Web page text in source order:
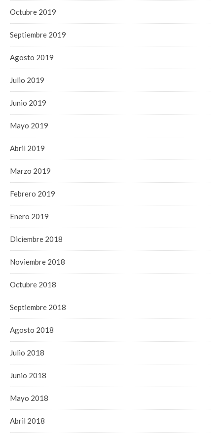
Octubre 2019
Septiembre 2019
Agosto 2019
Julio 2019
Junio 2019
Mayo 2019
Abril 2019
Marzo 2019
Febrero 2019
Enero 2019
Diciembre 2018
Noviembre 2018
Octubre 2018
Septiembre 2018
Agosto 2018
Julio 2018
Junio 2018
Mayo 2018
Abril 2018